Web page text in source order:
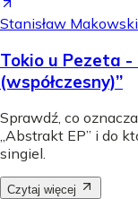
Stanisław Makowski
Tokio u Pezeta -
(współczesny)”
Sprawdź, co
„Abstrakt EP” i do
singiel.
Czytaj więcej